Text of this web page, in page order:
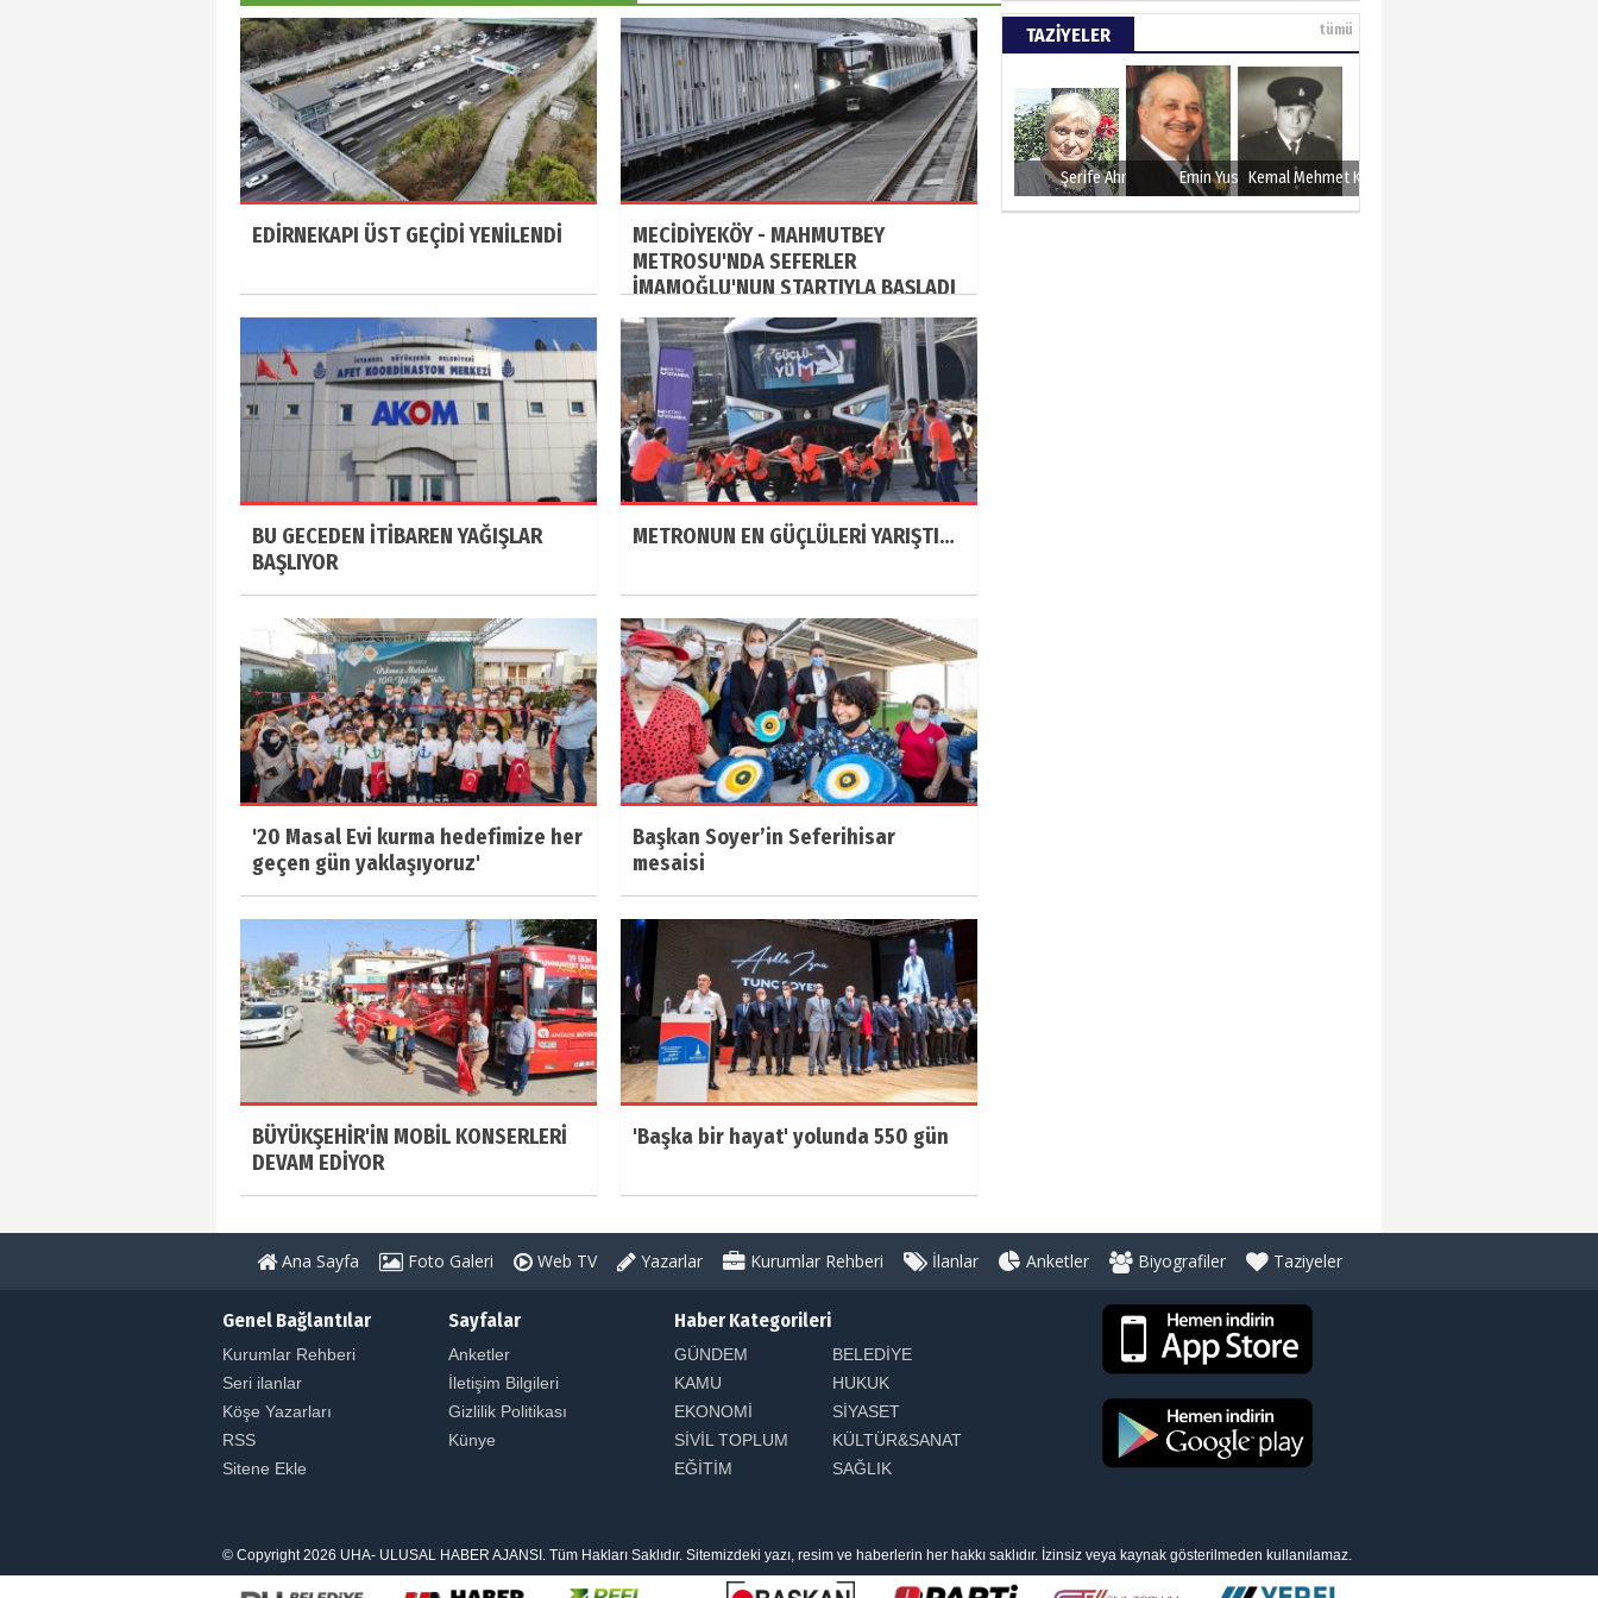
EDİRNEKAPI ÜST GEÇİDİ YENİLENDİ
MECİDİYEKÖY - MAHMUTBEY
METROSU'NDA SEFERLER
İMAMOĞLU'NUN STARTIYLA BAŞLADI
BU GECEDEN İTİBAREN YAĞIŞLAR
BAŞLIYOR
METRONUN EN GÜÇLÜLERİ YARIŞTI…
'20 Masal Evi kurma hedefimize her
geçen gün yaklaşıyoruz'
Başkan Soyer’in Seferihisar
mesaisi
BÜYÜKŞEHİR'İN MOBİL KONSERLERİ
DEVAM EDİYOR
'Başka bir hayat' yolunda 550 gün
Türkiye tarımla para
kazanır..
60. Yılında 27 Mayıs 1960
SUAY KARAMAN
TAZİYELER tümü
Şerife Ahmet Emin YusufKemal Mehmet Kanmaz
Ana Sayfa Foto Galeri Web TV Yazarlar Kurumlar Rehberi İlanlar Anketler Biyografiler Taziyeler
Genel Bağlantılar
Kurumlar Rehberi
Seri ilanlar
Köşe Yazarları
RSS
Sitene Ekle
Sayfalar
Anketler
İletişim Bilgileri
Gizlilik Politikası
Künye
Haber Kategorileri
GÜNDEM
BELEDİYE
KAMU
HUKUK
EKONOMİ
SİYASET
SİVİL TOPLUM
KÜLTÜR&SANAT
EĞİTİM
SAĞLIK
© Copyright 2026 UHA- ULUSAL HABER AJANSI. Tüm Hakları Saklıdır. Sitemizdeki yazı, resim ve haberlerin her hakkı saklıdır. İzinsiz veya kaynak gösterilmeden kullanılamaz.